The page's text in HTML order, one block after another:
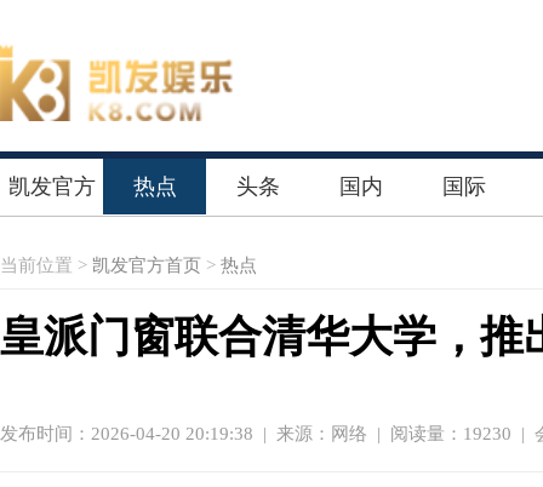
凯发官方 热点 头条 国内 国际
当前位置 > 凯发官方首页 > 热点
皇派门窗联合清华大学，
发布时间：2026-04-20 20:19:38 | 来源：网络 | 阅读量：19230 |